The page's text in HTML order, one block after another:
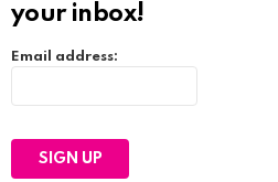
your inbox!
Email address: